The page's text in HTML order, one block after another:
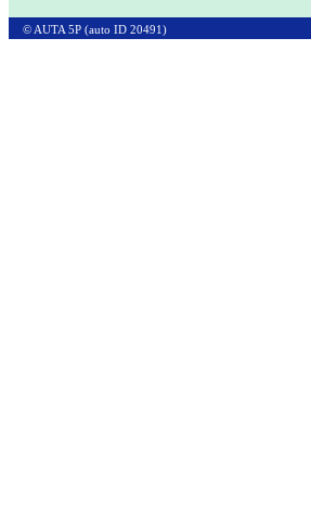
© AUTA 5P (auto ID 20491)